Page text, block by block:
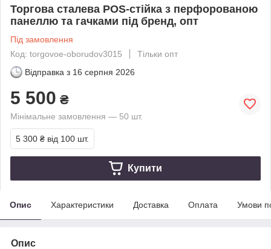
Торгова сталева POS-стійка з перфорованою
панеллю та гачками під бренд, опт
Під замовлення
Код: torgovoe-oborudov3015
Тільки опт
Відправка з 16 серпня 2026
5 500 ₴
Мінімальне замовлення — 50 шт.
5 300 ₴ від 100 шт.
Купити
Опис Характеристики Доставка Оплата Умови
Опис